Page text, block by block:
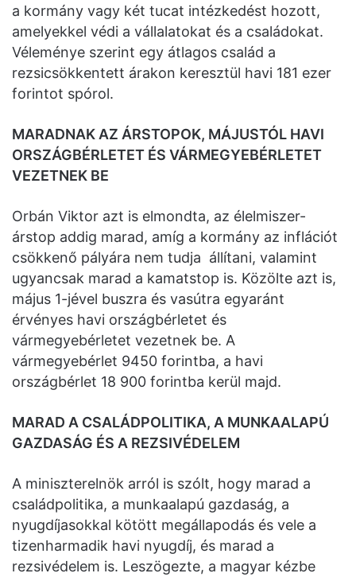
a kormány vagy két tucat intézkedést hozott,
amelyekkel védi a vállalatokat és a családokat.
Véleménye szerint egy átlagos család a
rezsicsökkentett árakon keresztül havi 181 ezer
forintot spórol.
MARADNAK AZ ÁRSTOPOK, MÁJUSTÓL HAVI
ORSZÁGBÉRLETET ÉS VÁRMEGYEBÉRLETET
VEZETNEK BE
Orbán Viktor azt is elmondta, az élelmiszer-
árstop addig marad, amíg a kormány az inflációt
csökkenő pályára nem tudja állítani, valamint
ugyancsak marad a kamatstop is. Közölte azt is,
május 1-jével buszra és vasútra egyaránt
érvényes havi országbérletet és
vármegyebérletet vezetnek be. A
vármegyebérlet 9450 forintba, a havi
országbérlet 18 900 forintba kerül majd.
MARAD A CSALÁDPOLITIKA, A MUNKAALAPÚ
GAZDASÁG ÉS A REZSIVÉDELEM
A miniszterelnök arról is szólt, hogy marad a
családpolitika, a munkaalapú gazdaság, a
nyugdíjasokkal kötött megállapodás és vele a
tizenharmadik havi nyugdíj, és marad a
rezsivédelem is. Leszögezte, a magyar kézbe